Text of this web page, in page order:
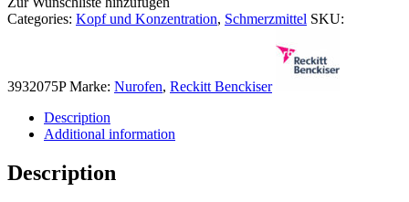
Categories: Kopf und Konzentration, Schmerzmittel SKU:
3932075P Marke: Nurofen, Reckitt Benckiser
Description
Additional information
Description